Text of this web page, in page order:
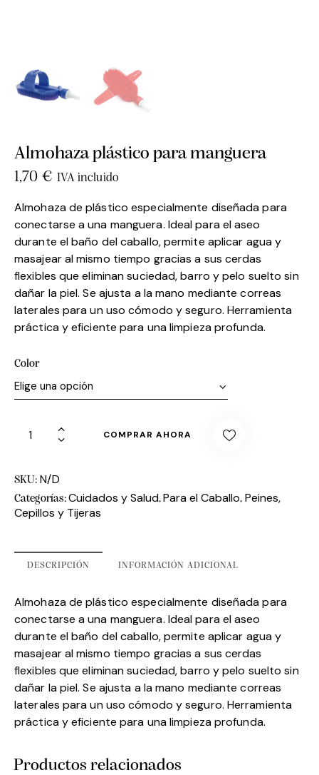
Almohaza plástico para manguera
1,70 € IVA incluido
Almohaza de plástico especialmente diseñada para
conectarse a una manguera. Ideal para el aseo
durante el baño del caballo, permite aplicar agua y
masajear al mismo tiempo gracias a sus cerdas
flexibles que eliminan suciedad, barro y pelo suelto sin
dañar la piel. Se ajusta a la mano mediante correas
laterales para un uso cómodo y seguro. Herramienta
práctica y eficiente para una limpieza profunda.
Color
COMPRAR AHORA
SKU: N/D
Categorías:Cuidados y Salud, Para el Caballo, Peines,
Cepillos y Tijeras
DESCRIPCIÓN INFORMACIÓN ADICIONAL
Almohaza de plástico especialmente diseñada para
conectarse a una manguera. Ideal para el aseo
durante el baño del caballo, permite aplicar agua y
masajear al mismo tiempo gracias a sus cerdas
flexibles que eliminan suciedad, barro y pelo suelto sin
dañar la piel. Se ajusta a la mano mediante correas
laterales para un uso cómodo y seguro. Herramienta
práctica y eficiente para una limpieza profunda.
Productos relacionados